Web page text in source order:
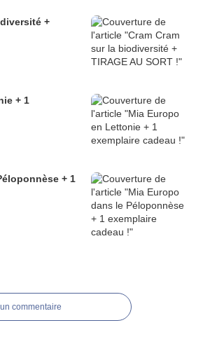
+
+ 1
+ 1
commentaire